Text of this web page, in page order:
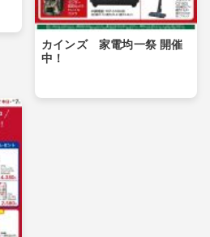
カインズ 家電均一祭 開催
中！